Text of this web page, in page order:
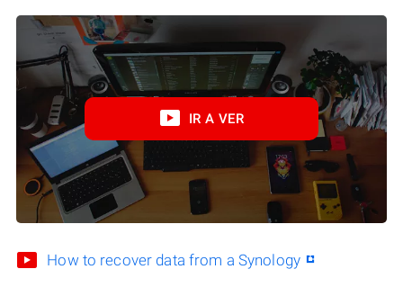
IR A VER
How to recover data from a Synology